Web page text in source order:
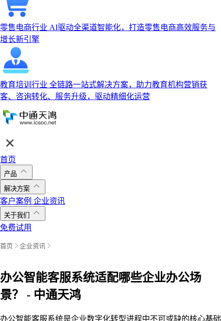
零售电商行业 AI驱动全渠道智能化，打造零售电商高效服务与
增长新引擎
教育培训行业 全链路一站式解决方案，助力教育机构营销获
客、咨询转化、服务升级，驱动精细化运营
首页
产品
解决方案
客户案例 企业资讯
关于我们
免费试用
首页 企业资讯
办公智能客服系统适配哪些企业办公场
景？ - 中通天鸿
办公智能客服系统是企业数字化转型进程中不可或缺的核心基础